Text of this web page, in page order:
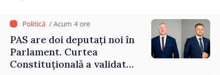
/ Acum 4 ore
PAS are doi deputați noi în
Parlament. Curtea
Constituțională a validat